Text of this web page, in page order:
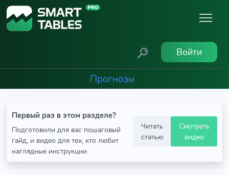
Войти
Прогнозы
Первый раз в этом разделе?
Подготовили для вас пошаговый
гайд, и видео для тех, кто любит
наглядные инструкции
Читать
статью
Смотреть
видео